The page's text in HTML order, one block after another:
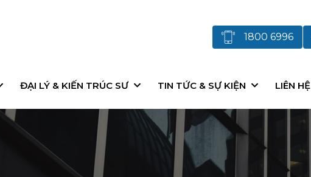
1800 6996
ĐẠI LÝ & KIẾN TRÚC SƯ TIN TỨC & SỰ KIỆN LIÊN HỆ